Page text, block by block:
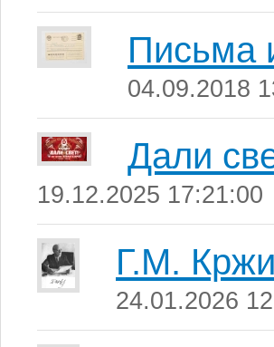
Письма
04.09.2018
Дали
19.12.2025 17:21:00
Г.М.
24.01.2026